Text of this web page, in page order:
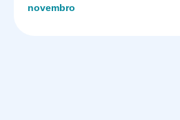
novembro